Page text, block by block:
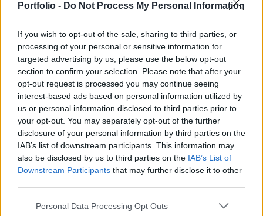
Portfolio - Do Not Process My Personal Information
If you wish to opt-out of the sale, sharing to third parties, or
processing of your personal or sensitive information for
targeted advertising by us, please use the below opt-out
section to confirm your selection. Please note that after your
opt-out request is processed you may continue seeing
interest-based ads based on personal information utilized by
us or personal information disclosed to third parties prior to
your opt-out. You may separately opt-out of the further
disclosure of your personal information by third parties on the
IAB’s list of downstream participants. This information may
also be disclosed by us to third parties on the IAB’s List of
Downstream Participants that may further disclose it to other
Personal Data Processing Opt Outs
GAZDASÁG
Baka Andrást jelöli a Tisza-frakció
köztársasági elnöknek - Mutatjuk, mennyire
felel meg az elvárásoknak
A Legfelsőbb Bíróság korábbi elnökét kedden választják
meg Magyarország nyolcadik köztársasági elnökévé.
PORTFOLIO BLOGGER